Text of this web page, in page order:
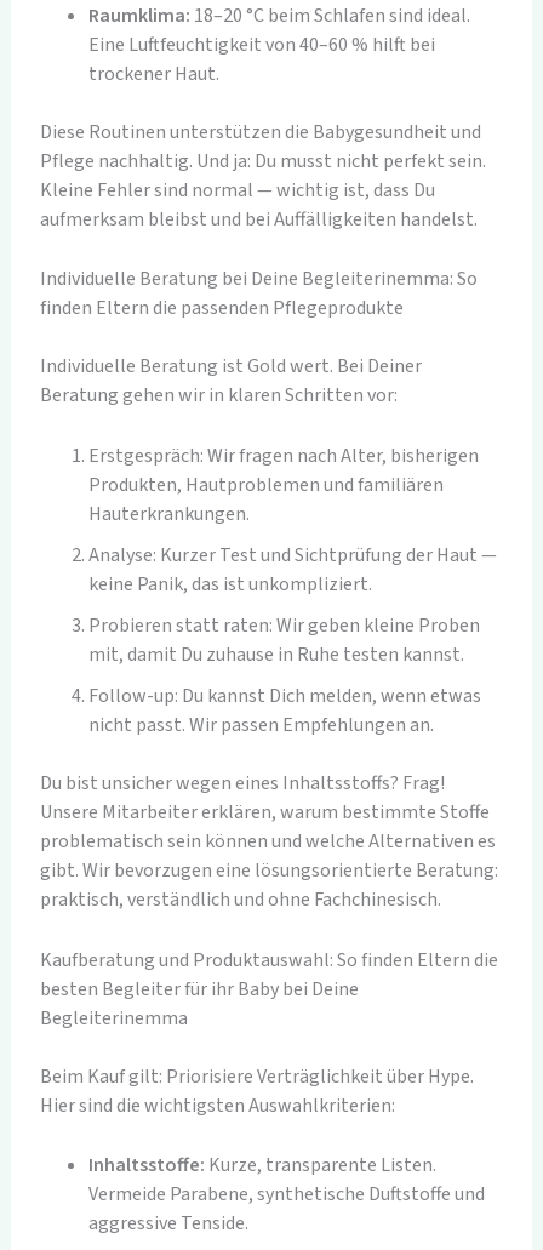
Raumklima: 18–20 °C beim Schlafen sind ideal.
Eine Luftfeuchtigkeit von 40–60 % hilft bei
trockener Haut.
Diese Routinen unterstützen die Babygesundheit und
Pflege nachhaltig. Und ja: Du musst nicht perfekt sein.
Kleine Fehler sind normal — wichtig ist, dass Du
aufmerksam bleibst und bei Auffälligkeiten handelst.
Individuelle Beratung bei Deine Begleiterinemma: So
finden Eltern die passenden Pflegeprodukte
Individuelle Beratung ist Gold wert. Bei Deiner
Beratung gehen wir in klaren Schritten vor:
Erstgespräch: Wir fragen nach Alter, bisherigen
Produkten, Hautproblemen und familiären
Hauterkrankungen.
Analyse: Kurzer Test und Sichtprüfung der Haut —
keine Panik, das ist unkompliziert.
Probieren statt raten: Wir geben kleine Proben
mit, damit Du zuhause in Ruhe testen kannst.
Follow-up: Du kannst Dich melden, wenn etwas
nicht passt. Wir passen Empfehlungen an.
Du bist unsicher wegen eines Inhaltsstoffs? Frag!
Unsere Mitarbeiter erklären, warum bestimmte Stoffe
problematisch sein können und welche Alternativen es
gibt. Wir bevorzugen eine lösungsorientierte Beratung:
praktisch, verständlich und ohne Fachchinesisch.
Kaufberatung und Produktauswahl: So finden Eltern die
besten Begleiter für ihr Baby bei Deine
Begleiterinemma
Beim Kauf gilt: Priorisiere Verträglichkeit über Hype.
Hier sind die wichtigsten Auswahlkriterien:
Inhaltsstoffe: Kurze, transparente Listen.
Vermeide Parabene, synthetische Duftstoffe und
aggressive Tenside.